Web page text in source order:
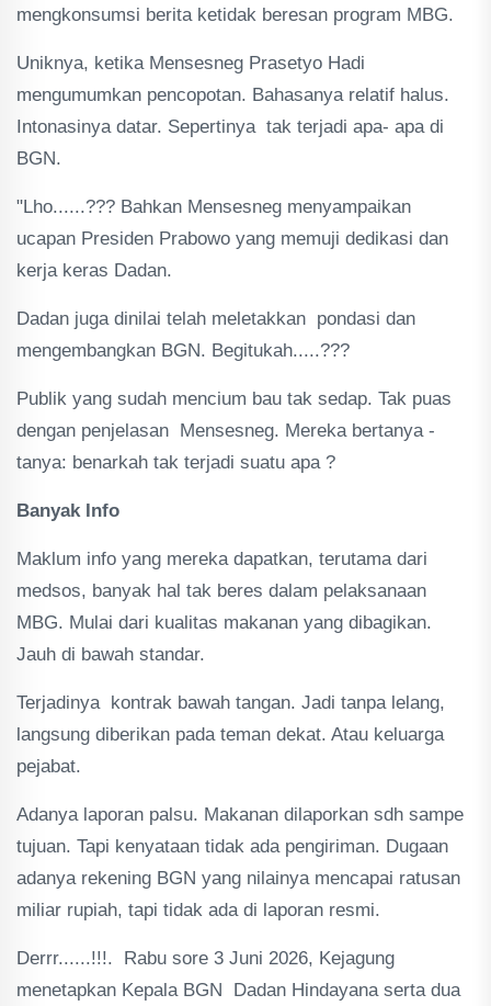
mengkonsumsi berita ketidak beresan program MBG.
Uniknya, ketika Mensesneg Prasetyo Hadi
mengumumkan pencopotan. Bahasanya relatif halus.
Intonasinya datar. Sepertinya tak terjadi apa- apa di
BGN.
"Lho......??? Bahkan Mensesneg menyampaikan
ucapan Presiden Prabowo yang memuji dedikasi dan
kerja keras Dadan.
Dadan juga dinilai telah meletakkan pondasi dan
mengembangkan BGN. Begitukah.....???
Publik yang sudah mencium bau tak sedap. Tak puas
dengan penjelasan Mensesneg. Mereka bertanya -
tanya: benarkah tak terjadi suatu apa ?
Banyak Info
Maklum info yang mereka dapatkan, terutama dari
medsos, banyak hal tak beres dalam pelaksanaan
MBG. Mulai dari kualitas makanan yang dibagikan.
Jauh di bawah standar.
Terjadinya kontrak bawah tangan. Jadi tanpa lelang,
langsung diberikan pada teman dekat. Atau keluarga
pejabat.
Adanya laporan palsu. Makanan dilaporkan sdh sampe
tujuan. Tapi kenyataan tidak ada pengiriman. Dugaan
adanya rekening BGN yang nilainya mencapai ratusan
miliar rupiah, tapi tidak ada di laporan resmi.
Derrr......!!!. Rabu sore 3 Juni 2026, Kejagung
menetapkan Kepala BGN Dadan Hindayana serta dua